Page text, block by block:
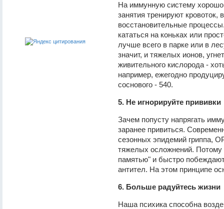
На иммунную систему хорошо
занятия тренируют
восстановительные
кататься на коньках или
лучше всего в парке или в
значит, и тяжелых ионов,
живительного кислорода -
например, ежегодно
соснового - 540.
5. Не игнорируйте прививки
Зачем попусту напрягать
заранее привиться.
сезонных эпидемий гриппа,
тяжелых осложнений.
памятью" и быстро
антител. На этом принципе
6. Больше радуйтесь жизни
Наша психика способна